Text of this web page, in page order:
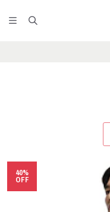
40%
OFF